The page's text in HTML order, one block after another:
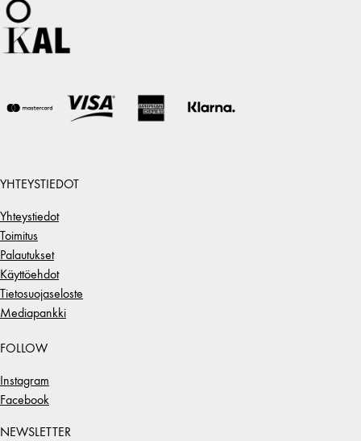
YHTEYSTIEDOT
Yhteystiedot
Toimitus
Palautukset
Käyttöehdot
Tietosuojaseloste
Mediapankki
FOLLOW
Instagram
Facebook
NEWSLETTER